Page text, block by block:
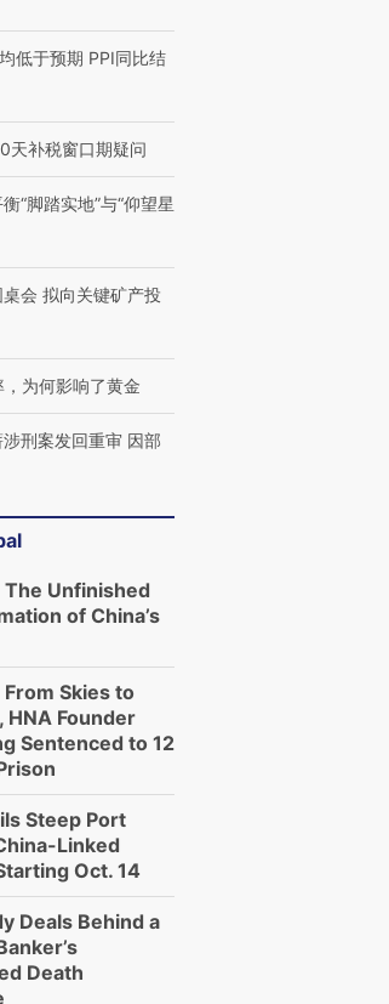
低于预期 PPI同比结
天补税窗口期疑问
“脚踏实地”与“仰望星
会 拟向关键矿产投
为何影响了黄金
刑案发回重审 因部
The Unfinished
of China’s
Skies to
HNA Founder
Sentenced to 12
Steep Port
Linked
Oct. 14
Deals Behind a
Death